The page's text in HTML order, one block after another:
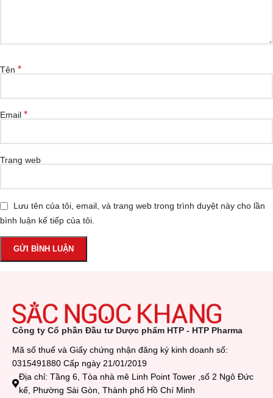
Tên *
Email *
Trang web
Lưu tên của tôi, email, và trang web trong trình duyệt này cho lần
bình luận kế tiếp của tôi.
Công ty Cổ phần Đầu tư Dược phẩm HTP - HTP Pharma
Mã số thuế và Giấy chứng nhận đăng ký kinh doanh số:
0315491880 Cấp ngày 21/01/2019
Địa chỉ: Tầng 6, Tòa nhà mê Linh Point Tower ,số 2 Ngô Đức
kế, Phường Sài Gòn, Thành phố Hồ Chí Minh